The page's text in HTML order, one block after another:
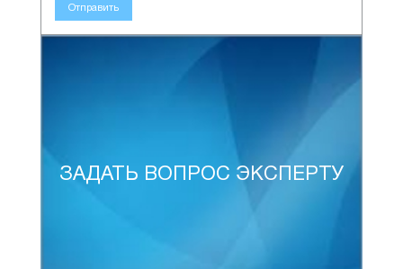
Отправить
ЗАДАТЬ ВОПРОС ЭКСПЕРТУ